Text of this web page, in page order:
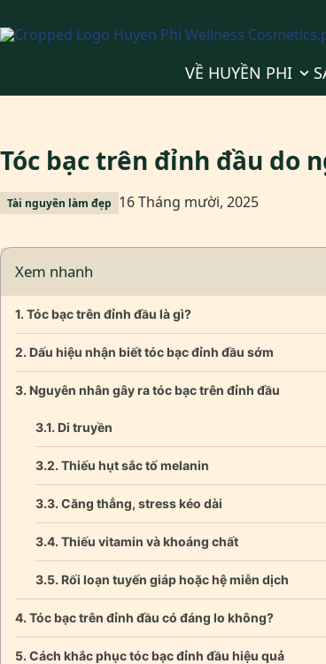
VỀ HUYỀN PHI
Tóc bạc trên đỉnh đầu do
Tài nguyên làm đẹp 16 Tháng mười, 2025
Xem nhanh
Tóc bạc trên đỉnh đầu là gì?
Dấu hiệu nhận biết tóc bạc đỉnh đầu sớm
Nguyên nhân gây ra tóc bạc trên đỉnh đầu
Di truyền
Thiếu hụt sắc tố melanin
Căng thẳng, stress kéo dài
Thiếu vitamin và khoáng chất
Rối loạn tuyến giáp hoặc hệ miễn dịch
Tóc bạc trên đỉnh đầu có đáng lo không?
Cách khắc phục tóc bạc đỉnh đầu hiệu quả